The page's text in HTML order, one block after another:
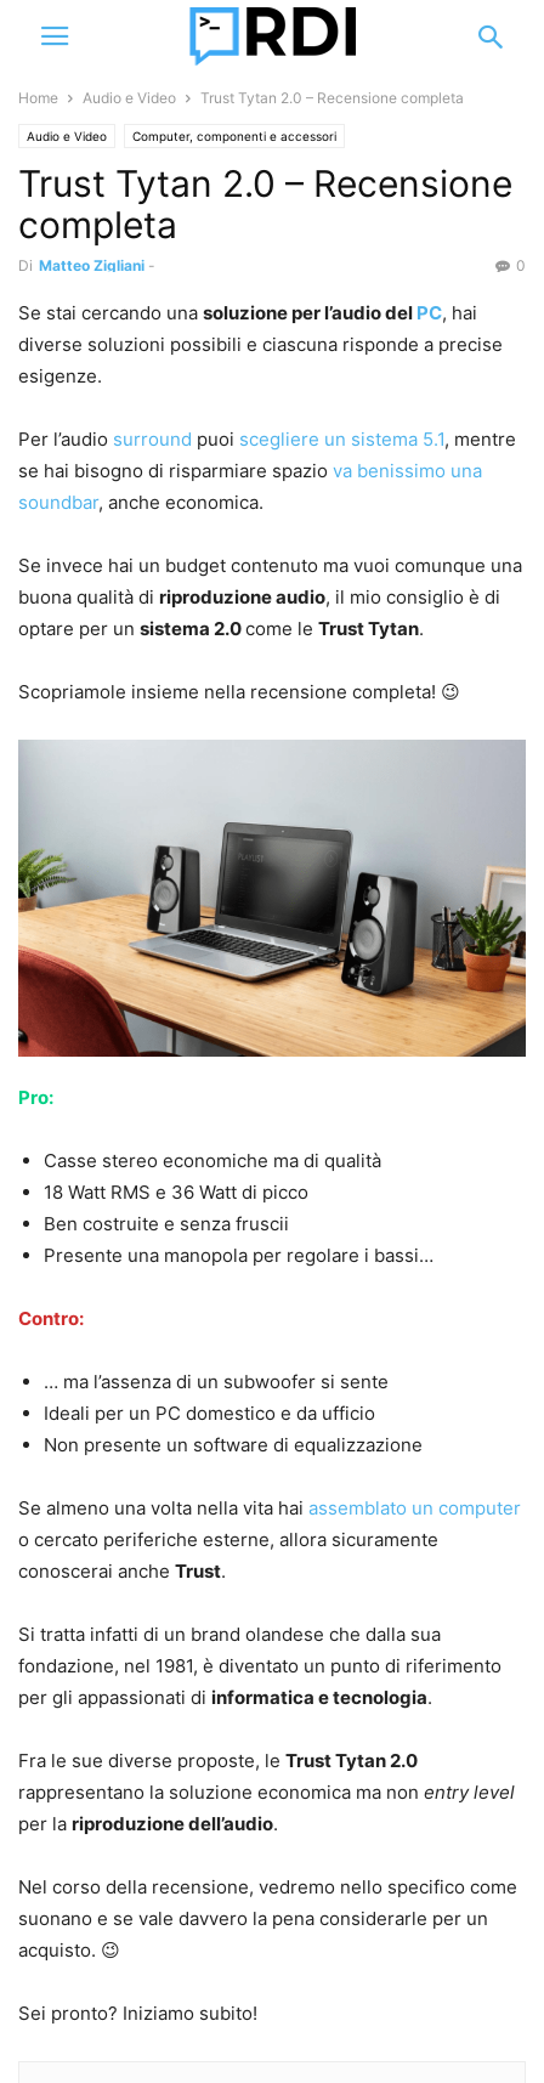
Home Audio e Video Trust Tytan 2.0 – Recensione completa
Audio e Video Computer, componenti e accessori
Trust Tytan 2.0 – Recensione
completa
Di Matteo Zigliani - 0
Se stai cercando una soluzione per l’audio del PC, hai
diverse soluzioni possibili e ciascuna risponde a precise
esigenze.
Per l’audio surround puoi scegliere un sistema 5.1, mentre
se hai bisogno di risparmiare spazio va benissimo una
soundbar, anche economica.
Se invece hai un budget contenuto ma vuoi comunque una
buona qualità di riproduzione audio, il mio consiglio è di
optare per un sistema 2.0come le Trust Tytan.
Scopriamole insieme nella recensione completa! 😉
Pro:
Casse stereo economiche ma di qualità
18 Watt RMS e 36 Watt di picco
Ben costruite e senza fruscii
Presente una manopola per regolare i bassi…
Contro:
… ma l’assenza di un subwoofer si sente
Ideali per un PC domestico e da ufficio
Non presente un software di equalizzazione
Se almeno una volta nella vita hai assemblato un computer
o cercato periferiche esterne, allora sicuramente
conoscerai anche Trust.
Si tratta infatti di un brand olandese che dalla sua
fondazione, nel 1981, è diventato un punto di riferimento
per gli appassionati di informatica e tecnologia.
Fra le sue diverse proposte, le Trust Tytan 2.0
rappresentano la soluzione economica ma non entry level
per la riproduzione dell’audio.
Nel corso della recensione, vedremo nello specifico come
suonano e se vale davvero la pena considerarle per un
acquisto. 😉
Sei pronto? Iniziamo subito!